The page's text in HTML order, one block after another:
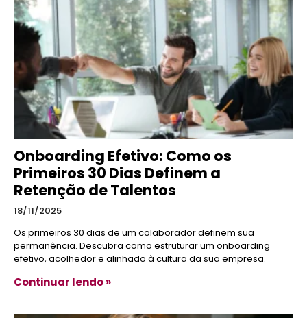
Onboarding Efetivo: Como os
Primeiros 30 Dias Definem a
Retenção de Talentos
18/11/2025
Os primeiros 30 dias de um colaborador definem sua
permanência. Descubra como estruturar um onboarding
efetivo, acolhedor e alinhado à cultura da sua empresa.
Continuar lendo »